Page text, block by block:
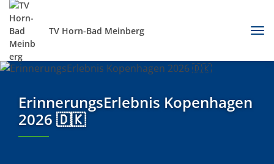
TV Horn-Bad Meinberg
ErinnerungsErlebnis Kopenhagen
2026 🇩🇰